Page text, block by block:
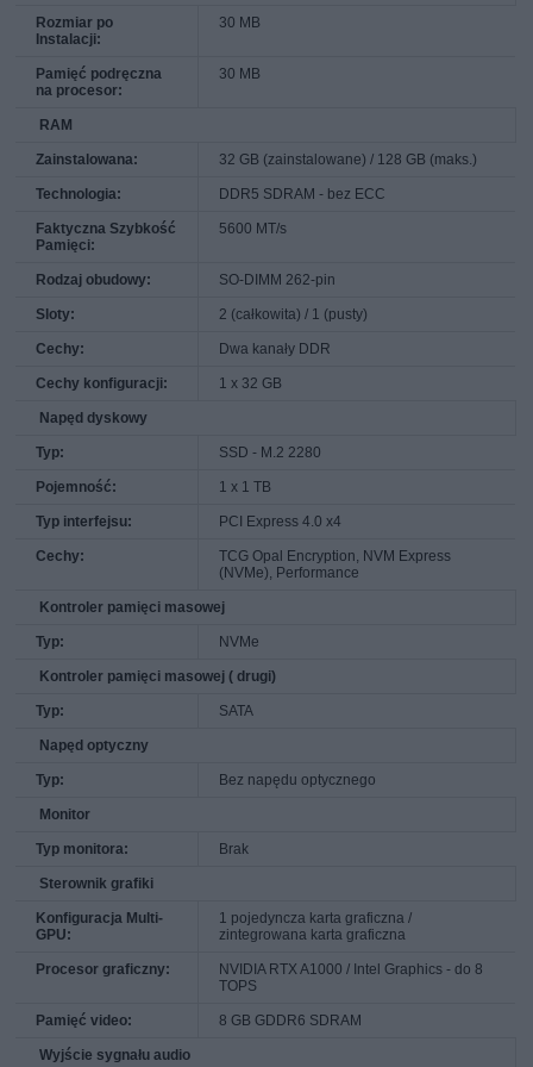
Rozmiar po
Instalacji:
30 MB
Pamięć podręczna
na procesor:
30 MB
RAM
Zainstalowana: 32 GB (zainstalowane) / 128 GB (maks.)
Technologia: DDR5 SDRAM - bez ECC
Faktyczna Szybkość
Pamięci:
5600 MT/s
Rodzaj obudowy: SO-DIMM 262-pin
Sloty: 2 (całkowita) / 1 (pusty)
Cechy: Dwa kanały DDR
Cechy konfiguracji: 1 x 32 GB
Napęd dyskowy
Typ: SSD - M.2 2280
Pojemność: 1 x 1 TB
Typ interfejsu: PCI Express 4.0 x4
Cechy:
TCG Opal Encryption, NVM Express
(NVMe), Performance
Kontroler pamięci masowej
Typ: NVMe
Kontroler pamięci masowej ( drugi)
Typ: SATA
Napęd optyczny
Typ: Bez napędu optycznego
Monitor
Typ monitora: Brak
Sterownik grafiki
Konfiguracja Multi-
GPU:
1 pojedyncza karta graficzna /
zintegrowana karta graficzna
Procesor graficzny:
NVIDIA RTX A1000 / Intel Graphics - do 8
TOPS
Pamięć video: 8 GB GDDR6 SDRAM
Wyjście sygnału audio